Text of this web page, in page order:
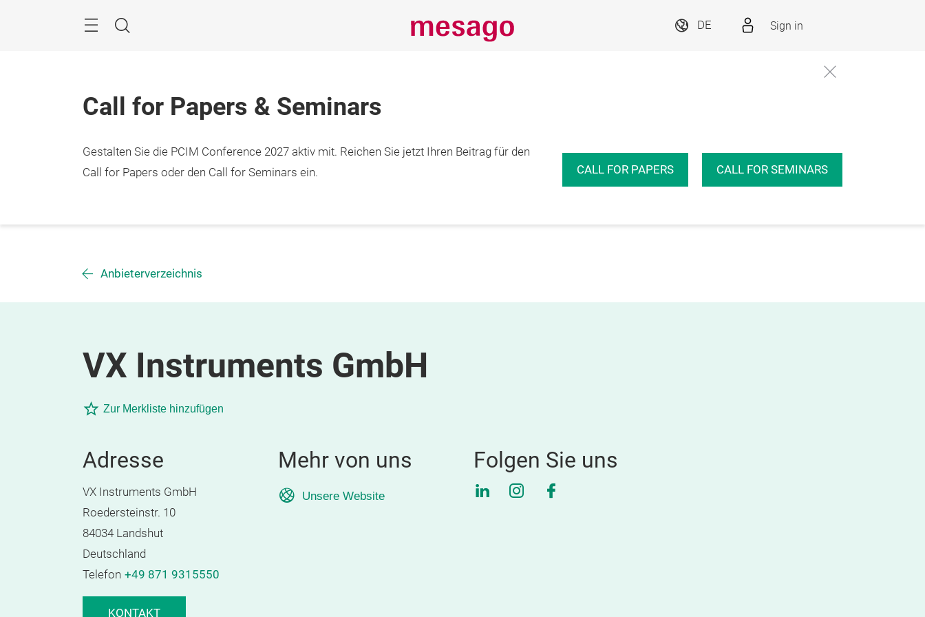
Suche
DE Sign in
Call for Papers & Seminars
Gestalten Sie die PCIM Conference 2027 aktiv mit. Reichen Sie jetzt Ihren Beitrag für den
Call for Papers oder den Call for Seminars ein.
CALL FOR PAPERS CALL FOR SEMINARS
Anbieterverzeichnis
VX Instruments GmbH
Zur Merkliste hinzufügen
Adresse
VX Instruments GmbH
Roedersteinstr. 10
84034 Landshut
Deutschland
Telefon +49 871 9315550
KONTAKT
Mehr von uns
Unsere Website
Folgen Sie uns
LinkedInInstagramFacebook